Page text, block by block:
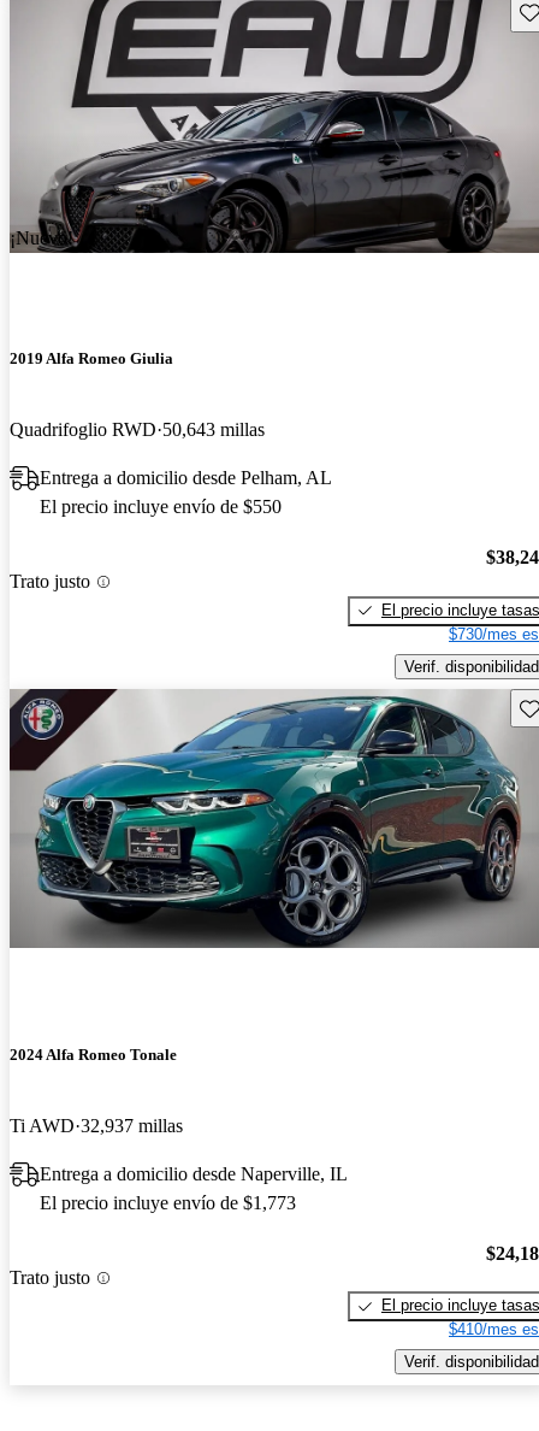
¡Nuevo!
2019 Alfa Romeo Giulia
Quadrifoglio RWD 50,643 millas
Entrega a domicilio desde Pelham, AL
El precio incluye envío de $550
Trato justo
El precio incluye tasas
$730/mes
Verif. disponibilidad
2024 Alfa Romeo Tonale
Ti AWD 32,937 millas
Entrega a domicilio desde Naperville, IL
El precio incluye envío de $1,773
Trato justo
El precio incluye tasas
$410/mes
Verif. disponibilidad